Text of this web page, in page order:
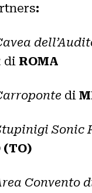
:
di ROMA
di
Sonic
(TO)
Convento